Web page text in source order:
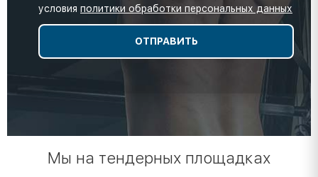
условия политики обработки персональных данных
Мы на тендерных площадках